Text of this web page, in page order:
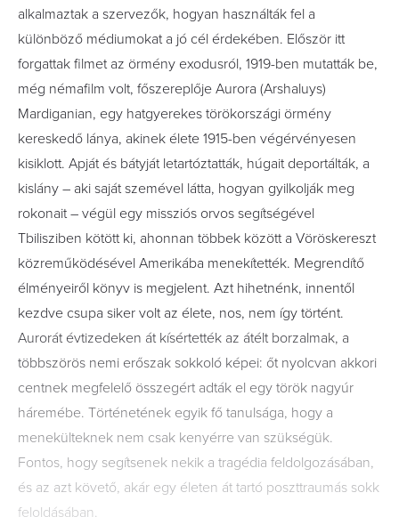
alkalmaztak a szervezők, hogyan használták fel a
különböző médiumokat a jó cél érdekében. Először itt
forgattak filmet az örmény exodusról, 1919-ben mutatták be,
még némafilm volt, főszereplője Aurora (Arshaluys)
Mardiganian, egy hatgyerekes törökországi örmény
kereskedő lánya, akinek élete 1915-ben végérvényesen
kisiklott. Apját és bátyját letartóztatták, húgait deportálták, a
kislány – aki saját szemével látta, hogyan gyilkolják meg
rokonait – végül egy missziós orvos segítségével
Tbilisziben kötött ki, ahonnan többek között a Vöröskereszt
közreműködésével Amerikába menekítették. Megrendítő
élményeiről könyv is megjelent. Azt hihetnénk, innentől
kezdve csupa siker volt az élete, nos, nem így történt.
Aurorát évtizedeken át kísértették az átélt borzalmak, a
többszörös nemi erőszak sokkoló képei: őt nyolcvan akkori
centnek megfelelő összegért adták el egy török nagyúr
háremébe. Történetének egyik fő tanulsága, hogy a
menekülteknek nem csak kenyérre van szükségük.
Fontos, hogy segítsenek nekik a tragédia feldolgozásában,
és az azt követő, akár egy életen át tartó poszttraumás sokk
feloldásában.